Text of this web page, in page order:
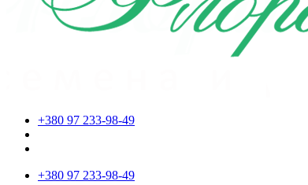
+380 97 233-98-49
+380 97 233-98-49